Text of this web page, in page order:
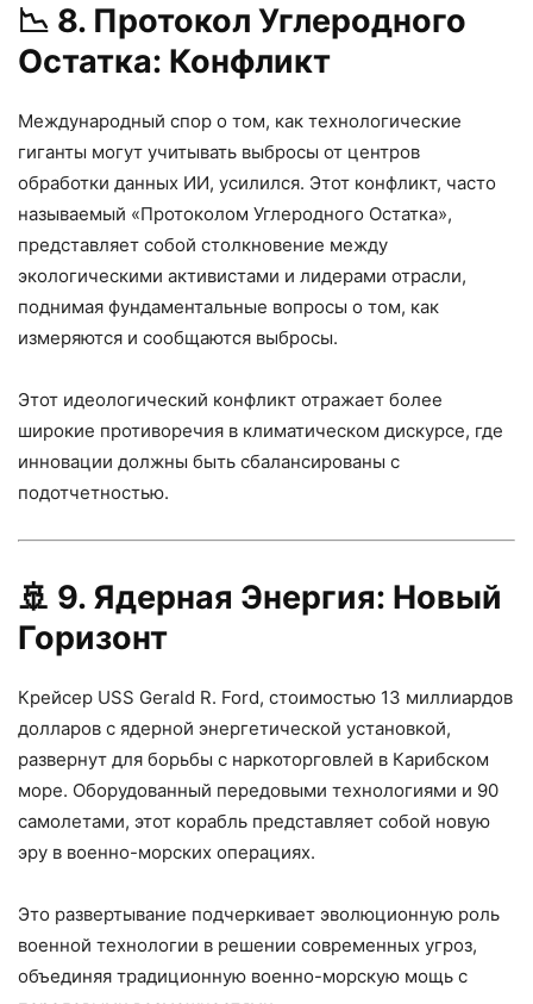
📉 8. Протокол Углеродного
Остатка: Конфликт
Международный спор о том, как технологические
гиганты могут учитывать выбросы от центров
обработки данных ИИ, усилился. Этот конфликт, часто
называемый «Протоколом Углеродного Остатка»,
представляет собой столкновение между
экологическими активистами и лидерами отрасли,
поднимая фундаментальные вопросы о том, как
измеряются и сообщаются выбросы.
Этот идеологический конфликт отражает более
широкие противоречия в климатическом дискурсе, где
инновации должны быть сбалансированы с
подотчетностью.
🚢 9. Ядерная Энергия: Новый
Горизонт
Крейсер USS Gerald R. Ford, стоимостью 13 миллиардов
долларов с ядерной энергетической установкой,
развернут для борьбы с наркоторговлей в Карибском
море. Оборудованный передовыми технологиями и 90
самолетами, этот корабль представляет собой новую
эру в военно-морских операциях.
Это развертывание подчеркивает эволюционную роль
военной технологии в решении современных угроз,
объединяя традиционную военно-морскую мощь с